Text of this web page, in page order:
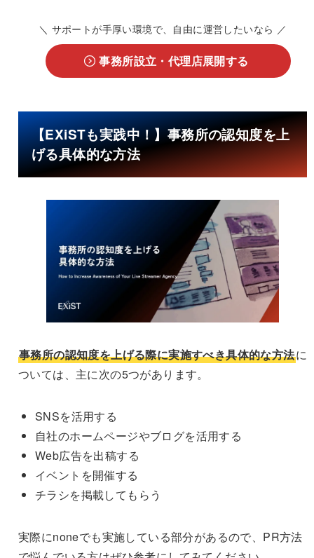
＼ サポートが手厚い環境で、自由に運営したいなら ／
事務所設立・代理店展開する
【EXiSTも実践中！】事務所の認知度を上
げる具体的な方法
事務所の認知度を上げる際に実施すべき具体的な方法に
ついては、主に次の5つがあります。
SNSを活用する
自社のホームページやブログを活用する
Web広告を出稿する
イベントを開催する
チラシを掲載してもらう
実際にnoneでも実施している部分があるので、PR方法